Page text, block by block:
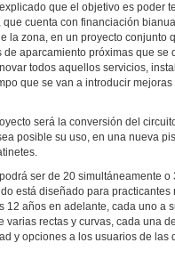
que el objetivo es poder
cuenta con financiación
la zona, en un proyecto conjunto
aparcamiento próximas que se
todos aquellos servicios,
que se van a introducir
será la conversión del
posible su uso, en una nueva
ser de 20 simultáneamente
está diseñado para
12 años en adelante, cada uno a
varias rectas y curvas, cada una
y opciones a los usuarios de